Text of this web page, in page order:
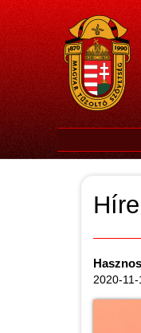
2020-